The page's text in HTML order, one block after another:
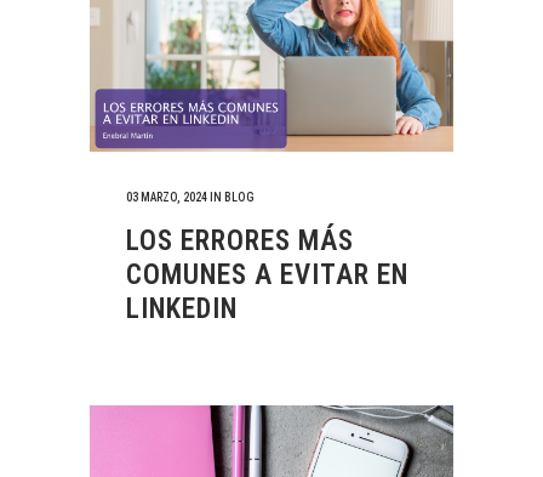
03 MARZO, 2024 IN BLOG
LOS ERRORES MÁS
COMUNES A EVITAR EN
LINKEDIN